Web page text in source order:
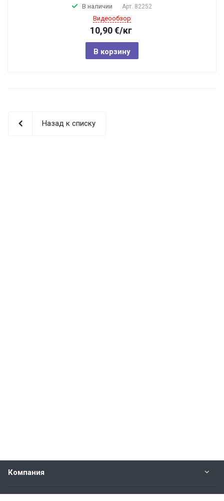
В наличии Арт. 82252
Видеообзор
10,90€/кг
В корзину
Назад к списку
Компания